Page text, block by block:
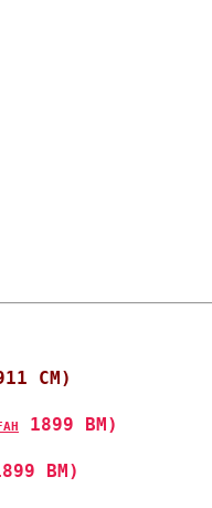
CM)
1899 BM)
BM)